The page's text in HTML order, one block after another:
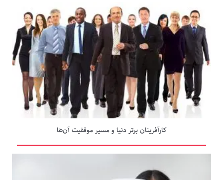
کارآفرینان برتر دنیا و مسیر موفقیت آن‌ها